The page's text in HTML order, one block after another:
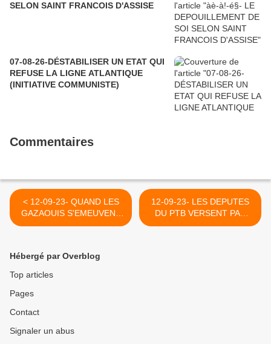
SELON SAINT FRANCOIS D'ASSISE
07-08-26-DÉSTABILISER UN ETAT QUI
REFUSE LA LIGNE ATLANTIQUE
(INITIATIVE COMMUNISTE)
Commentaires
< 12-09-23- QUAND LES
GAZAOUIS S'EMEUVENT
DE L'INCENDIE DE NOTRE
12-09-23- LES DEPUTES
DU PTB VERSENT PAR
SOLIDARITE 144 000
Hébergé par Overblog
Top articles
Pages
Contact
Signaler un abus